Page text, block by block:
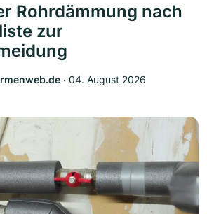
Rohrdämmung nach
zur
‧ 04. August 2026